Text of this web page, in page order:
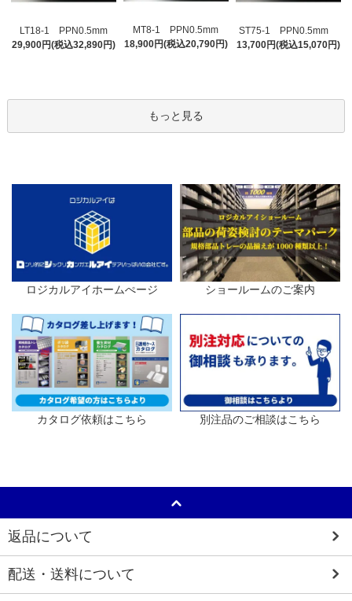
LT18-1 PPN0.5mm
29,900円(税込32,890円)
MT8-1 PPN0.5mm
18,900円(税込20,790円)
ST75-1 PPN0.5mm
13,700円(税込15,070円)
もっと見る
ロジカルアイホームぺージ ショールームのご案内
カタログ依頼はこちら 別注品のご相談はこちら
返品について
配送・送料について